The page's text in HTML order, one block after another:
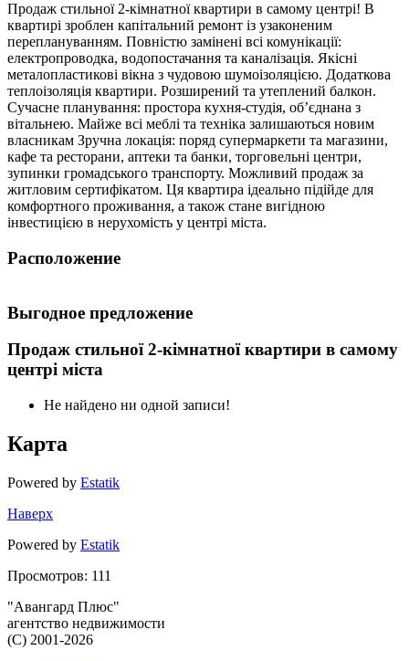
Продаж стильної 2-кімнатної квартири в самому центрі! В
квартирі зроблен капітальний ремонт із узаконеним
переплануванням. Повністю замінені всі комунікації:
електропроводка, водопостачання та каналізація. Якісні
металопластикові вікна з чудовою шумоізоляцією. Додаткова
теплоізоляція квартири. Розширений та утеплений балкон.
Сучасне планування: простора кухня-студія, об’єднана з
вітальнею. Майже всі меблі та техніка залишаються новим
власникам Зручна локація: поряд супермаркети та магазини,
кафе та ресторани, аптеки та банки, торговельні центри,
зупинки громадського транспорту. Можливий продаж за
житловим сертифікатом. Ця квартира ідеально підійде для
комфортного проживання, а також стане вигідною
інвестицією в нерухомість у центрі міста.
Расположение
Выгодное предложение
Продаж стильної 2-кімнатної квартири в самому
центрі міста
Не найдено ни одной записи!
Карта
Powered by Estatik
Наверх
Powered by Estatik
Просмотров: 111
"Авангард Плюс"
агентство недвижимости
(C) 2001-2026